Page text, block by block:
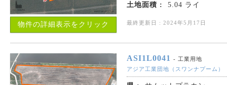
物件の詳細表示をクリック
土地面積 :
5.04 ライ
最終更新日 : 2024年5月17日
ASI1L0041
- 工業用地
アジア工業団地（スワンナプーム）